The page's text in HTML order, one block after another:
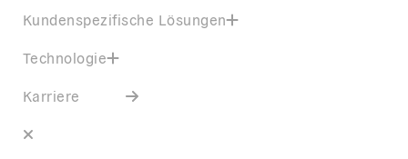
Kundenspezifische Lösungen
Technologie
Karriere